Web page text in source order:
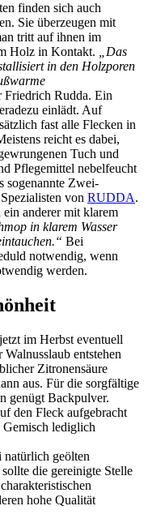
finden sich auch
Sie überzeugen mit
tritt auf ihnen im
Holz in Kontakt. „Das
in den Holzporen
Friedrich Rudda. Ein
einlädt. Auf
fast alle Flecken in
reicht es dabei,
Tuch und
Pflegemittel nebelfeucht
sogenannte Zwei-
von RUDDA.
anderer mit klarem
in klarem Wasser
Bei
notwendig, wenn
werden.
im Herbst eventuell
entstehen
Zitronensäure
aus. Für die sorgfältige
genügt Backpulver.
den Fleck aufgebracht
Gemisch lediglich
geölten
die gereinigte Stelle
hohe Qualität